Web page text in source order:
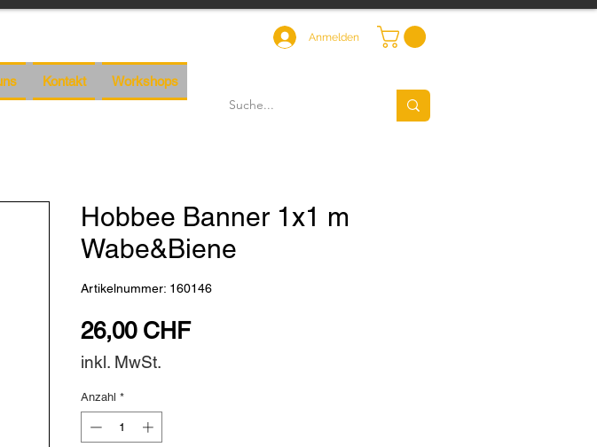
Anmelden
Kontakt Workshops
Hobbee Banner 1x1 m
Wabe&Biene
Artikelnummer: 160146
26,00 CHFPreis
inkl. MwSt.
Anzahl *